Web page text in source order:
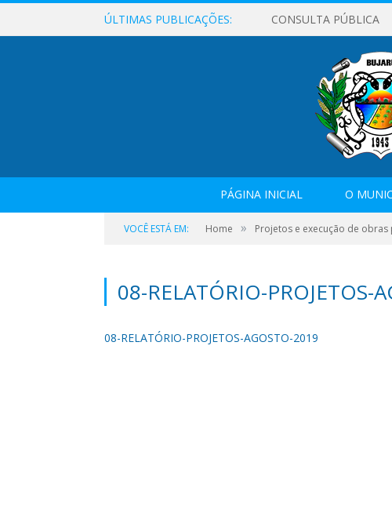
ÚLTIMAS PUBLICAÇÕES: CONSULTA PÚBLICA
PÁGINA INICIAL O
VOCÊ ESTÁ EM: Home » Projetos e execução de obras
08-RELATÓRIO-PROJETOS-
08-RELATÓRIO-PROJETOS-AGOSTO-2019